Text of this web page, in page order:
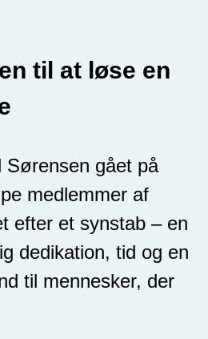
til at løse en
Sørensen gået på
medlemmer af
efter et synstab – en
dedikation, tid og en
til mennesker, der